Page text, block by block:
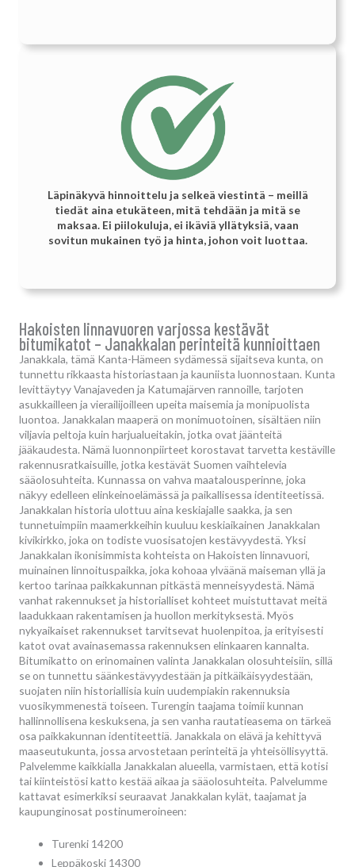
Läpinäkyvä hinnoittelu ja selkeä viestintä – meillä
tiedät aina etukäteen, mitä tehdään ja mitä se
maksaa. Ei piilokuluja, ei ikäviä yllätyksiä, vaan
sovitun mukainen työ ja hinta, johon voit luottaa.
Hakoisten linnavuoren varjossa kestävät
bitumikatot – Janakkalan perinteitä kunnioittaen
Janakkala, tämä Kanta-Hämeen sydämessä sijaitseva kunta, on
tunnettu rikkaasta historiastaan ja kauniista luonnostaan. Kunta
levittäytyy Vanajaveden ja Katumajärven rannoille, tarjoten
asukkailleen ja vierailijoilleen upeita maisemia ja monipuolista
luontoa. Janakkalan maaperä on monimuotoinen, sisältäen niin
viljavia peltoja kuin harjualueitakin, jotka ovat jäänteitä
jääkaudesta. Nämä luonnonpiirteet korostavat tarvetta kestäville
rakennusratkaisuille, jotka kestävät Suomen vaihtelevia
sääolosuhteita. Kunnassa on vahva maatalousperinne, joka
näkyy edelleen elinkeinoelämässä ja paikallisessa identiteetissä.
Janakkalan historia ulottuu aina keskiajalle saakka, ja sen
tunnetuimpiin maamerkkeihin kuuluu keskiaikainen Janakkalan
kivikirkko, joka on todiste vuosisatojen kestävyydestä. Yksi
Janakkalan ikonisimmista kohteista on Hakoisten linnavuori,
muinainen linnoituspaikka, joka kohoaa ylväänä maiseman yllä ja
kertoo tarinaa paikkakunnan pitkästä menneisyydestä. Nämä
vanhat rakennukset ja historialliset kohteet muistuttavat meitä
laadukkaan rakentamisen ja huollon merkityksestä. Myös
nykyaikaiset rakennukset tarvitsevat huolenpitoa, ja erityisesti
katot ovat avainasemassa rakennuksen elinkaaren kannalta.
Bitumikatto on erinomainen valinta Janakkalan olosuhteisiin, sillä
se on tunnettu säänkestävyydestään ja pitkäikäisyydestään,
suojaten niin historiallisia kuin uudempiakin rakennuksia
vuosikymmenestä toiseen. Turengin taajama toimii kunnan
hallinnollisena keskuksena, ja sen vanha rautatieasema on tärkeä
osa paikkakunnan identiteettiä. Janakkala on elävä ja kehittyvä
maaseutukunta, jossa arvostetaan perinteitä ja yhteisöllisyyttä.
Palvelemme kaikkialla Janakkalan alueella, varmistaen, että kotisi
tai kiinteistösi katto kestää aikaa ja sääolosuhteita. Palvelumme
kattavat esimerkiksi seuraavat Janakkalan kylät, taajamat ja
kaupunginosat postinumeroineen:
Turenki 14200
Leppäkoski 14300